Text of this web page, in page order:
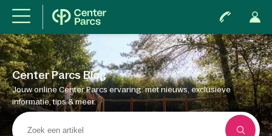
Center Parcs Blog
Jouw online Center Parcs ervaring: met nieuws, exclusieve
informatie, tips & meer.